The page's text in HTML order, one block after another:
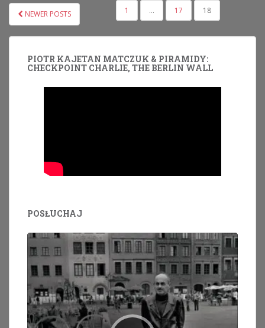
NAWIGACJA
PO
WPISACH
NEWER POSTS 1 … 17 18
PIOTR KAJETAN MATCZUK & PIRAMIDY:
CHECKPOINT CHARLIE, THE BERLIN WALL
POSŁUCHAJ
Odtwarzacz
dźwiękowych